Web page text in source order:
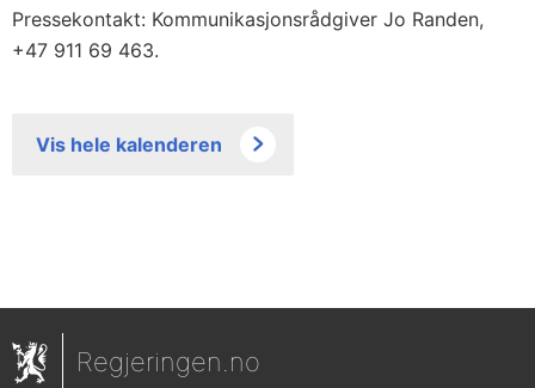
Pressekontakt: Kommunikasjonsrådgiver Jo Randen,
+47 911 69 463.
Vis hele kalenderen
Regjeringen.no